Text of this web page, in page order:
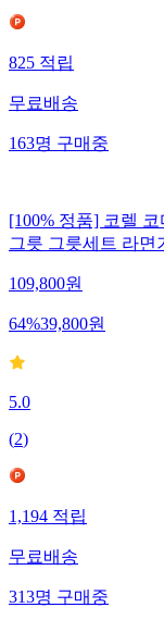
825 적립
무료배송
163명 구매중
[100% 정품] 코렐
그릇 그릇세트 라면
109,800원
64%39,800원
5.0
(2)
1,194적립
무료배송
313명구매중